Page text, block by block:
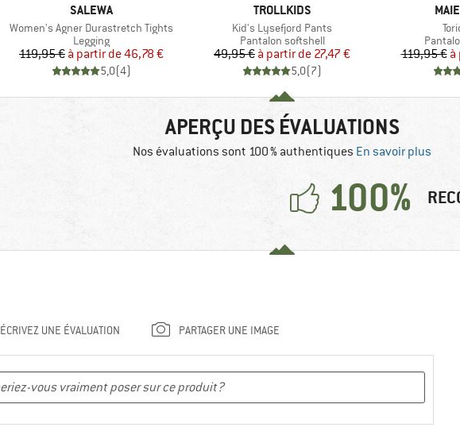
MARQUE
SALEWA
Article
Women's Agner Durastretch Tights
Product group
Legging
Prix
119,95 € Prix réduit
à partir de46,78 €
5,0(4)
MARQUE
TROLLKIDS
Article
Kid's Lysefjord Pants
Product group
Pantalon softshell
Prix
49,95 € Prix réduit
à partir de 27,47 €
5,0(7)
119,95 € à
APERÇU DES ÉVALUATIONS
Nos évaluations sont 100 % authentiques En savoir plus
100%
ÉCRIVEZ UNE ÉVALUATION PARTAGER UNE IMAGE